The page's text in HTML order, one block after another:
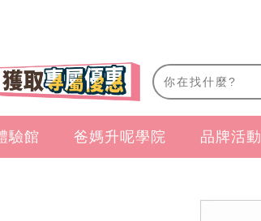
驗館 爸媽升呢學院 品牌活動